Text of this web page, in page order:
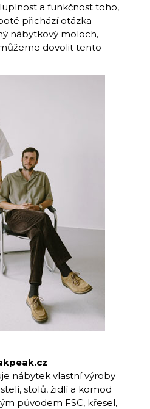
a funkčnost toho,
přichází otázka
nábytkový moloch,
dovolit tento
nábytek vlastní výroby
stolů, židlí a komod
původem FSC, křesel,